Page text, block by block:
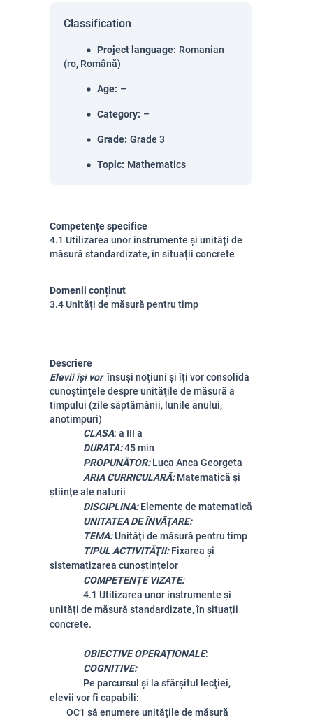
Classification
Project language: Romanian
(ro, Română)
Age: –
Category: –
Grade: Grade 3
Topic: Mathematics
Competențe specifice
4.1 Utilizarea unor instrumente și unități de
măsură standardizate, în situații concrete
Domenii conținut
3.4 Unități de măsură pentru timp
Descriere
Elevii își vor însuşi noţiuni şi îți vor consolida
cunoştinţele despre unităţile de măsură a
timpului (zile săptămânii, lunile anului,
anotimpuri)
CLASA: a III a
DURATA:45 min
PROPUNĂTOR:Luca Anca Georgeta
ARIA CURRICULARĂ:Matematică și
științe ale naturii
DISCIPLINA:Elemente de matematică
UNITATEA DE ÎNVĂŢARE:
TEMA:Unități de măsură pentru timp
TIPUL ACTIVITĂŢII:Fixarea și
sistematizarea cunoștințelor
COMPETENȚE VIZATE:
4.1 Utilizarea unor instrumente și
unități de măsură standardizate, în situații
concrete.
OBIECTIVE OPERAŢIONALE:
COGNITIVE:
Pe parcursul şi la sfârşitul lecţiei,
elevii vor fi capabili:
OC1 să enumere unităţile de măsură